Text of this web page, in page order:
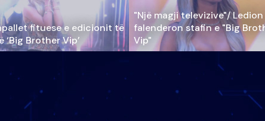
fituese e edicionit të
‘Big Brother Vip’
"Një magji televizive"/
falenderon stafin e "Big
Vip"